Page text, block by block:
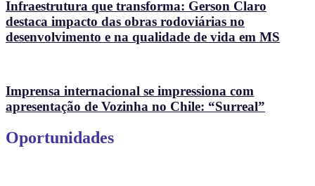
Infraestrutura que transforma: Gerson Claro
destaca impacto das obras rodoviárias no
desenvolvimento e na qualidade de vida em MS
Imprensa internacional se impressiona com
apresentação de Vozinha no Chile: “Surreal”
Oportunidades